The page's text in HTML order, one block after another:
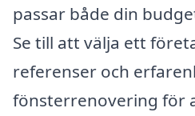
passar både din
Se till att välja ett
referenser och
fönsterrenovering för